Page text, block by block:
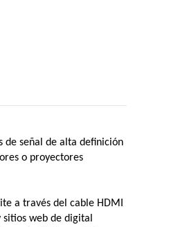
de señal de alta definición
o proyectores
a través del cable HDMI
web de digital